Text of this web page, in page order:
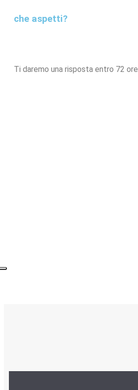
che aspetti?
Ti daremo una risposta entro 72 ore